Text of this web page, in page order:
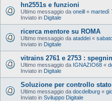
hn2551s e funzioni
Ultimo messaggio da oneill « martedì
Inviato in Digitale
ricerca mentore su ROMA
Ultimo messaggio da ataddei «
Inviato in Digitale
vitrains 2761 e 2753 :
Ultimo messaggio da IGNAZIO68 «
Inviato in Digitale
Soluzione per controllo
Ultimo messaggio da docdelburg «
Inviato in Sviluppo Digitale